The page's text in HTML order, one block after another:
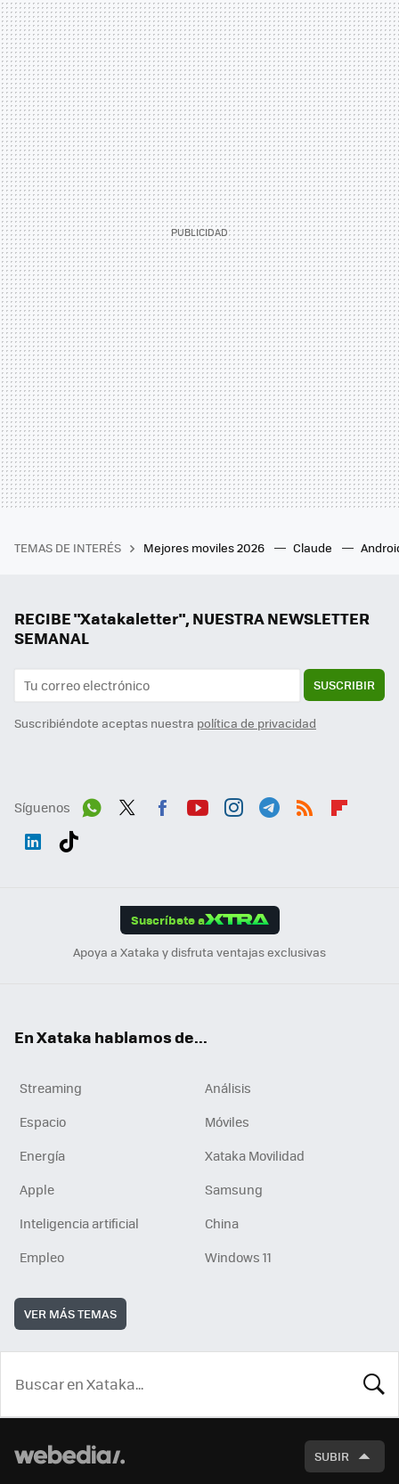
TEMAS DE INTERÉS Mejores moviles 2026 Claude
RECIBE "Xatakaletter", NUESTRA NEWSLETTER
SEMANAL
SUSCRIBIR
Suscribiéndote aceptas nuestra política de privacidad
Síguenos
Suscríbete a
Apoya a Xataka y disfruta ventajas exclusivas
En Xataka hablamos de...
Streaming
Análisis
Espacio
Móviles
Energía
Xataka Movilidad
Apple
Samsung
Inteligencia artificial
China
Empleo
Windows 11
VER MÁS TEMAS
SUBIR